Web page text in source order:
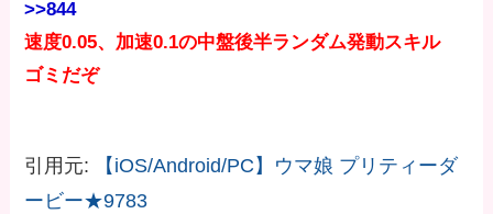
>>844
速度0.05、加速0.1の中盤後半ランダム発動スキル
ゴミだぞ
引用元:
【iOS/Android/PC】ウマ娘 プリティーダ
ービー★9783